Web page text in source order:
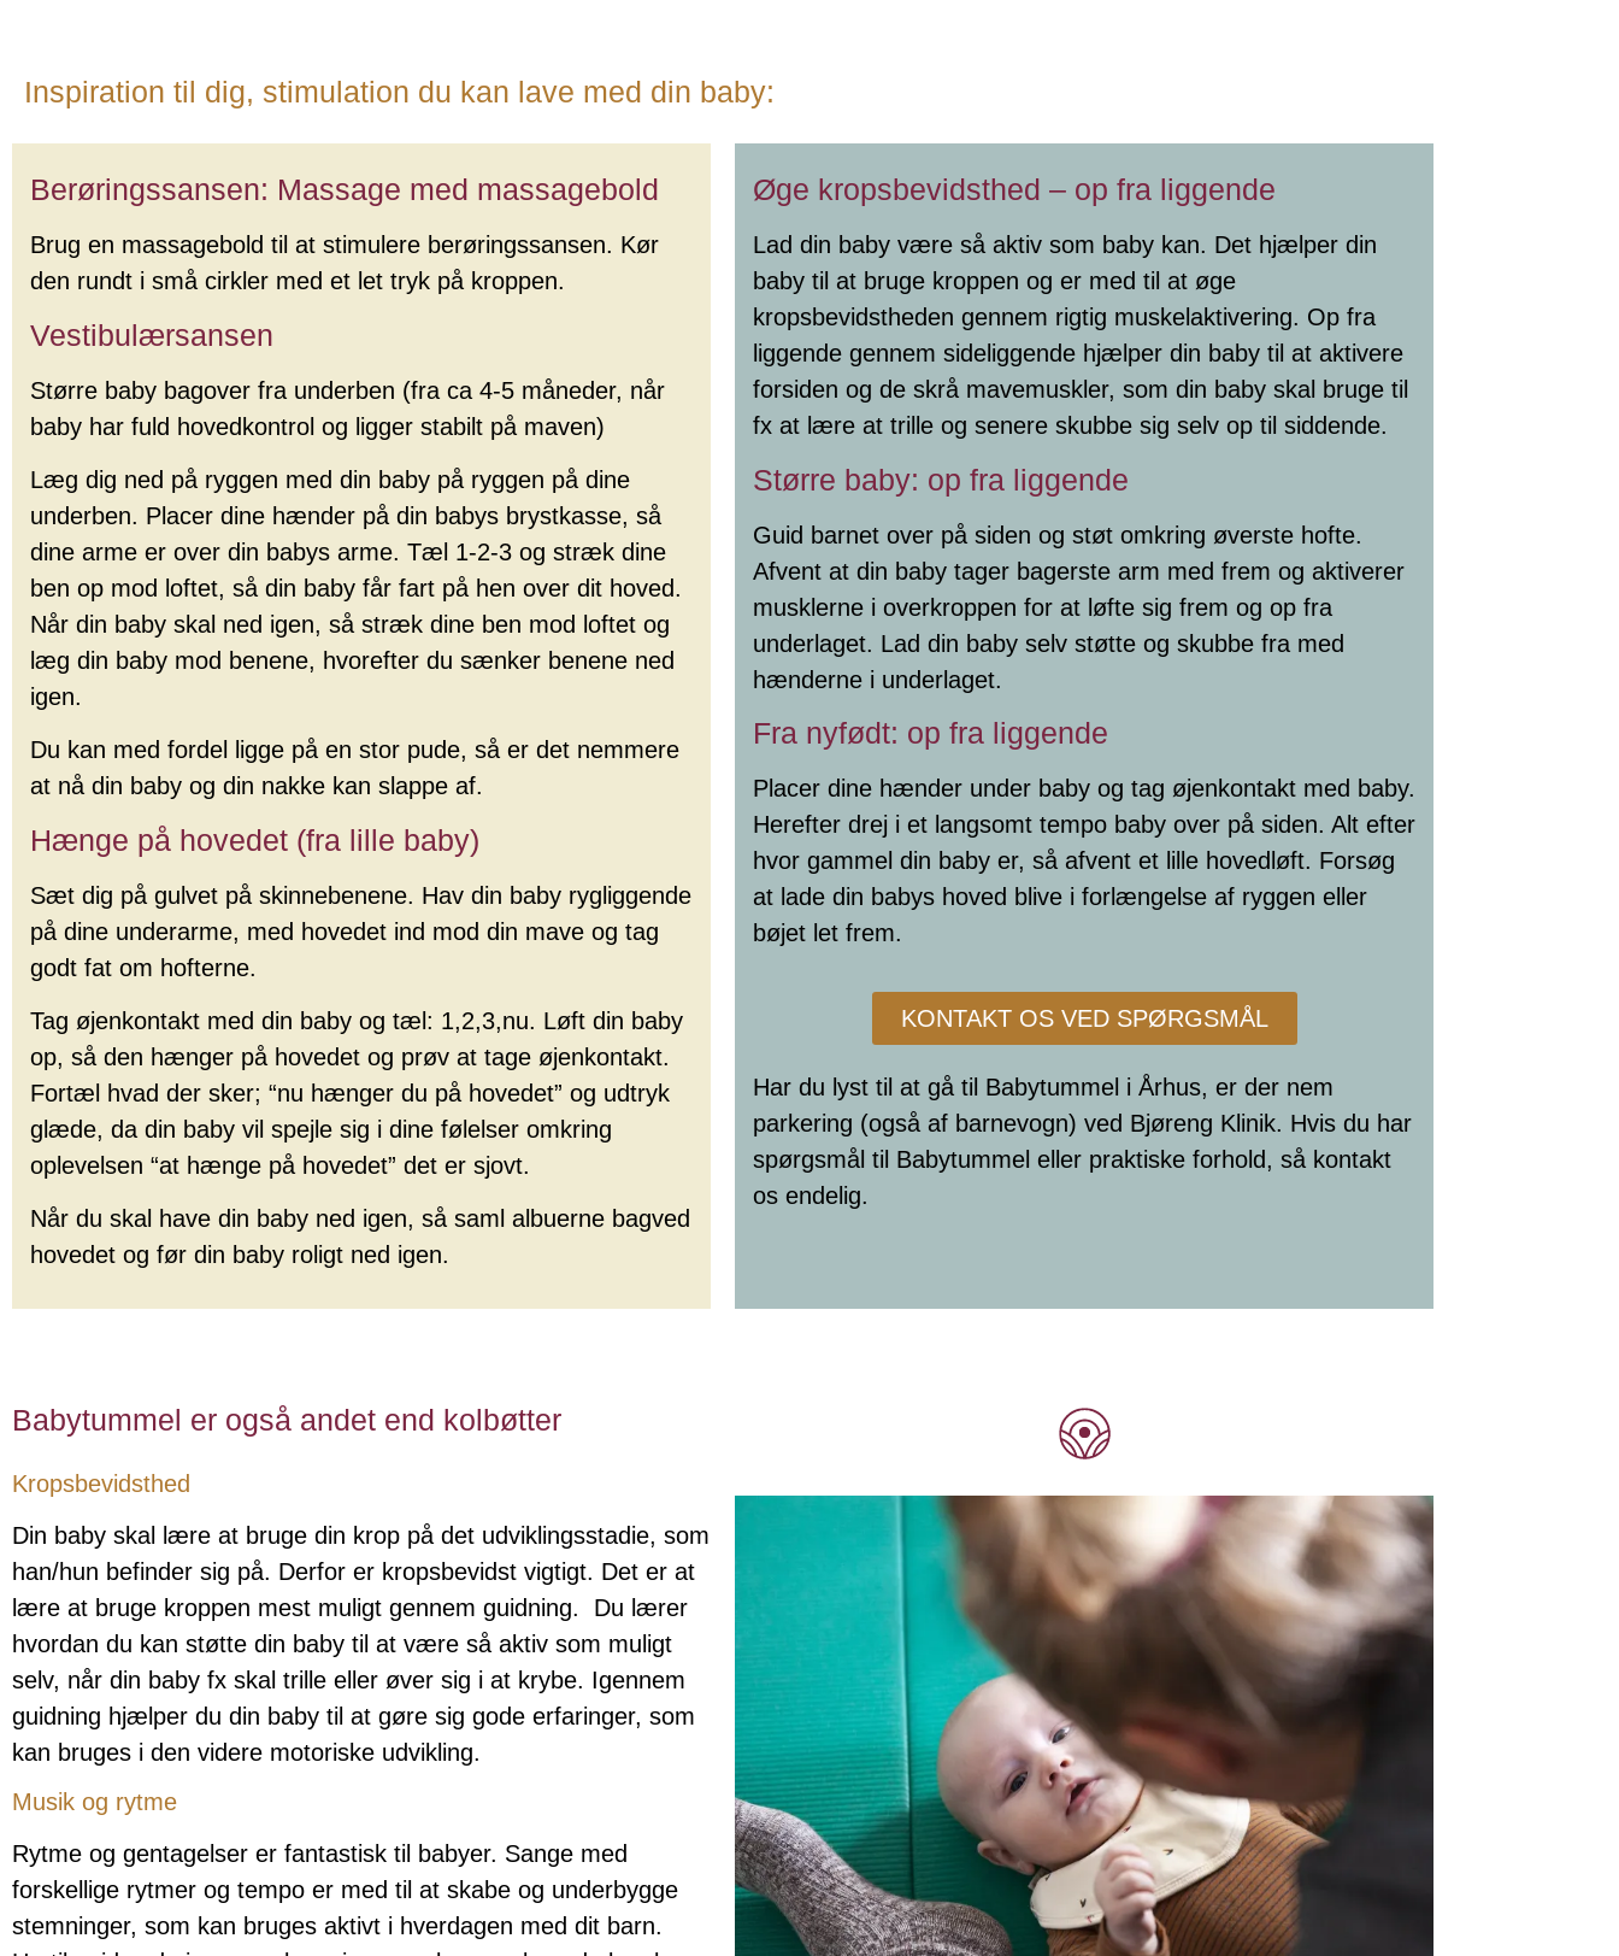
Inspiration til dig, stimulation du kan lave med din baby:
Berøringssansen: Massage med massagebold
Brug en massagebold til at stimulere berøringssansen. Kør
den rundt i små cirkler med et let tryk på kroppen.
Vestibulærsansen
Større baby bagover fra underben (fra ca 4-5 måneder, når
baby har fuld hovedkontrol og ligger stabilt på maven)
Læg dig ned på ryggen med din baby på ryggen på dine
underben. Placer dine hænder på din babys brystkasse, så
dine arme er over din babys arme. Tæl 1-2-3 og stræk dine
ben op mod loftet, så din baby får fart på hen over dit hoved.
Når din baby skal ned igen, så stræk dine ben mod loftet og
læg din baby mod benene, hvorefter du sænker benene ned
igen.
Du kan med fordel ligge på en stor pude, så er det nemmere
at nå din baby og din nakke kan slappe af.
Hænge på hovedet (fra lille baby)
Sæt dig på gulvet på skinnebenene. Hav din baby rygliggende
på dine underarme, med hovedet ind mod din mave og tag
godt fat om hofterne.
Tag øjenkontakt med din baby og tæl: 1,2,3,nu. Løft din baby
op, så den hænger på hovedet og prøv at tage øjenkontakt.
Fortæl hvad der sker; “nu hænger du på hovedet” og udtryk
glæde, da din baby vil spejle sig i dine følelser omkring
oplevelsen “at hænge på hovedet” det er sjovt.
Når du skal have din baby ned igen, så saml albuerne bagved
hovedet og før din baby roligt ned igen.
Øge kropsbevidsthed – op fra liggende
Lad din baby være så aktiv som baby kan. Det hjælper din
baby til at bruge kroppen og er med til at øge
kropsbevidstheden gennem rigtig muskelaktivering. Op fra
liggende gennem sideliggende hjælper din baby til at aktivere
forsiden og de skrå mavemuskler, som din baby skal bruge til
fx at lære at trille og senere skubbe sig selv op til siddende.
Større baby: op fra liggende
Guid barnet over på siden og støt omkring øverste hofte.
Afvent at din baby tager bagerste arm med frem og aktiverer
musklerne i overkroppen for at løfte sig frem og op fra
underlaget. Lad din baby selv støtte og skubbe fra med
hænderne i underlaget.
Fra nyfødt: op fra liggende
Placer dine hænder under baby og tag øjenkontakt med baby.
Herefter drej i et langsomt tempo baby over på siden. Alt efter
hvor gammel din baby er, så afvent et lille hovedløft. Forsøg
at lade din babys hoved blive i forlængelse af ryggen eller
bøjet let frem.
KONTAKT OS VED SPØRGSMÅL
Har du lyst til at gå til Babytummel i Århus, er der nem
parkering (også af barnevogn) ved Bjøreng Klinik. Hvis du har
spørgsmål til Babytummel eller praktiske forhold, så kontakt
os endelig.
Babytummel er også andet end kolbøtter
Kropsbevidsthed
Din baby skal lære at bruge din krop på det udviklingsstadie, som
han/hun befinder sig på. Derfor er kropsbevidst vigtigt. Det er at
lære at bruge kroppen mest muligt gennem guidning. Du lærer
hvordan du kan støtte din baby til at være så aktiv som muligt
selv, når din baby fx skal trille eller øver sig i at krybe. Igennem
guidning hjælper du din baby til at gøre sig gode erfaringer, som
kan bruges i den videre motoriske udvikling.
Musik og rytme
Rytme og gentagelser er fantastisk til babyer. Sange med
forskellige rytmer og tempo er med til at skabe og underbygge
stemninger, som kan bruges aktivt i hverdagen med dit barn.